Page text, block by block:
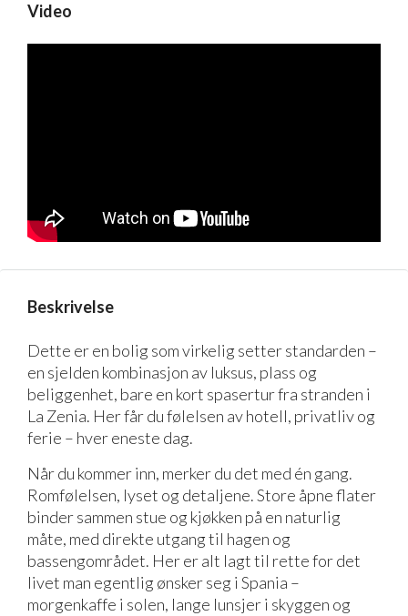
Video
Beskrivelse
Dette er en bolig som virkelig setter standarden –
en sjelden kombinasjon av luksus, plass og
beliggenhet, bare en kort spasertur fra stranden i
La Zenia. Her får du følelsen av hotell, privatliv og
ferie – hver eneste dag.
Når du kommer inn, merker du det med én gang.
Romfølelsen, lyset og detaljene. Store åpne flater
binder sammen stue og kjøkken på en naturlig
måte, med direkte utgang til hagen og
bassengområdet. Her er alt lagt til rette for det
livet man egentlig ønsker seg i Spania –
morgenkaffe i solen, lange lunsjer i skyggen og